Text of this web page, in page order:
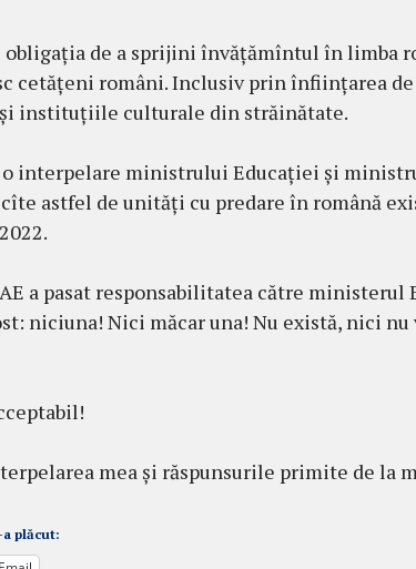
obligația de a sprijini învățămîntul în limba
cetățeni români. Inclusiv prin înființarea
instituțiile culturale din străinătate.
o interpelare ministrului Educației și
astfel de unități cu predare în română
a pasat responsabilitatea către ministerul
niciuna! Nici măcar una! Nu există, nici nu
mea și răspunsurile primite de la
plăcut: